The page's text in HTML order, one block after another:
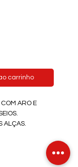
carrinho
ARO E
ALÇAS.